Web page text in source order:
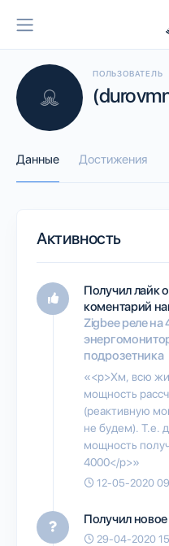
ПОЛЬЗОВАТЕЛЬ
Данные Достижения
Активность
Получил лайк
коментарий
Zigbee реле на
подрозетника
«<p>Хм, всю
мощность
(реактивную
не будем). Т.е.
мощность
4000</p>»
12-05-2020
Получил
29-04-2020